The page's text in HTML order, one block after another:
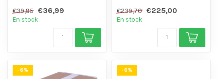
(UV)
-...
€39,95 €36,99
En stock
€239,70 €225,00
En stock
-6% -6%